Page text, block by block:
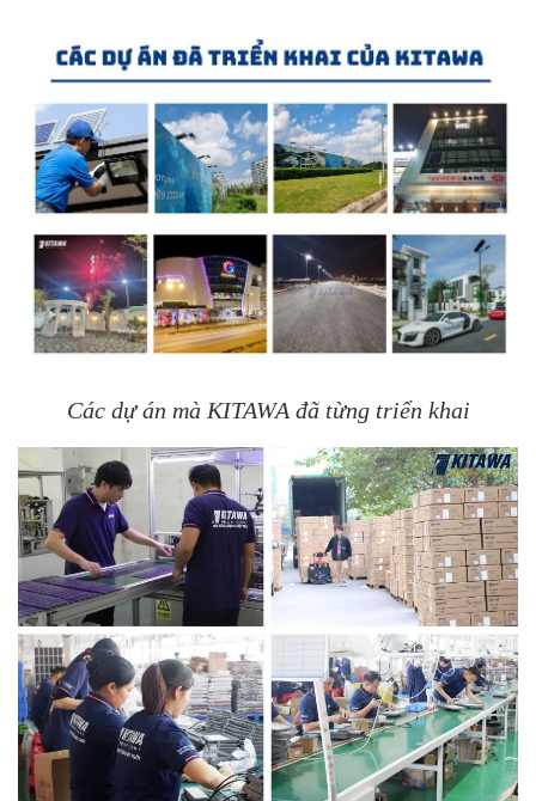
Các dự án mà KITAWA đã từng triển khai